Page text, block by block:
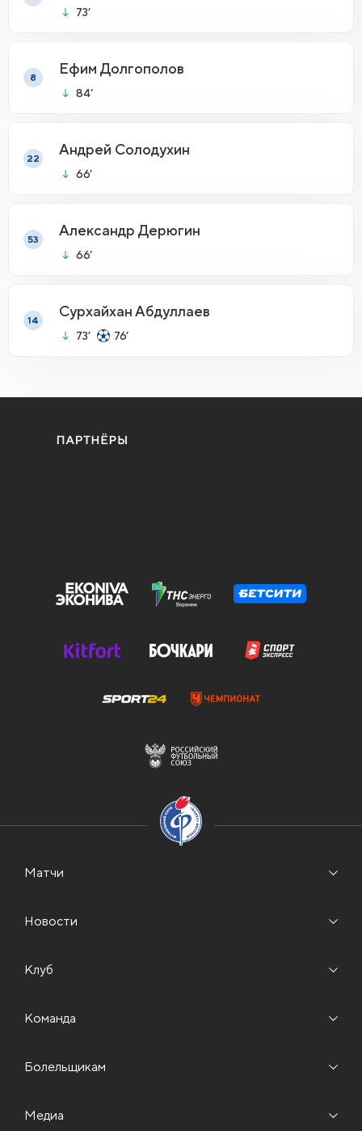
73’
8
Ефим Долгополов
84’
22
Андрей Солодухин
66’
53
Александр Дерюгин
66’
14
Сурхайхан Абдуллаев
73’ 76’
Матчи
Новости
Клуб
Команда
Болельщикам
Медиа